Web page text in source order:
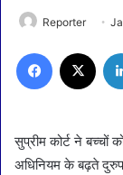
Reporter
Facebook
सुप्रीम कोर्ट ने बच्चों
अधिनियम के बढ़ते